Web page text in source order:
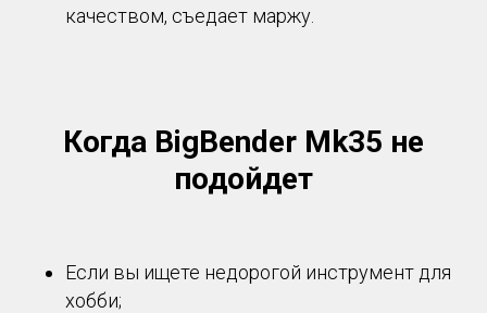
качеством, съедает маржу.
Когда BigBender Mk35 не
подойдет
Если вы ищете недорогой инструмент для
хобби;